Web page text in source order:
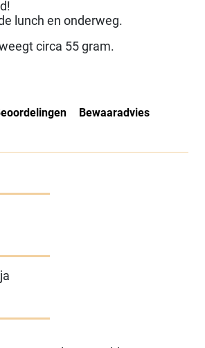
lunch en onderweg.
circa 55 gram.
Bewaaradvies